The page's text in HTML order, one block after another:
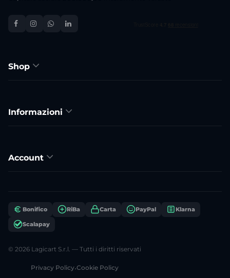
Shop
Informazioni
Account
Bonifico RiBa Carta PayPal Klarna
Scalapay
© 2026 Lagicart S.r.l. — Tutti i diritti riservati
Privacy Policy•Cookie Policy